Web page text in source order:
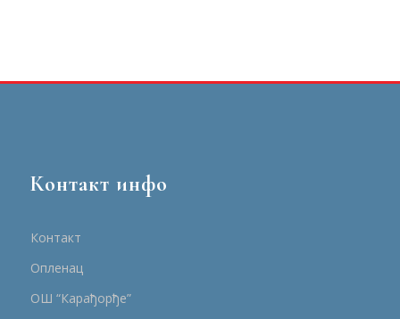
Контакт инфо
Контакт
Опленац
ОШ “Карађорђе”